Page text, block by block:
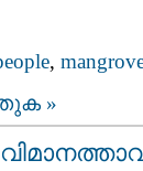
,
»